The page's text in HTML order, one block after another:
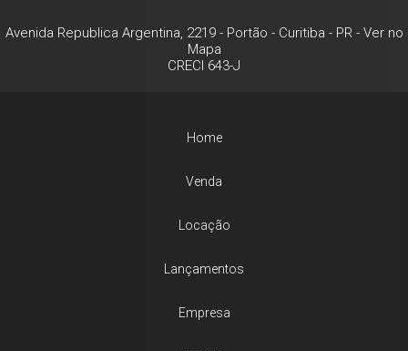
Avenida Republica Argentina, 2219- Portão - Curitiba - PR- Ver no
Mapa
CRECI 643-J
Home
Venda
Locação
Lançamentos
Empresa